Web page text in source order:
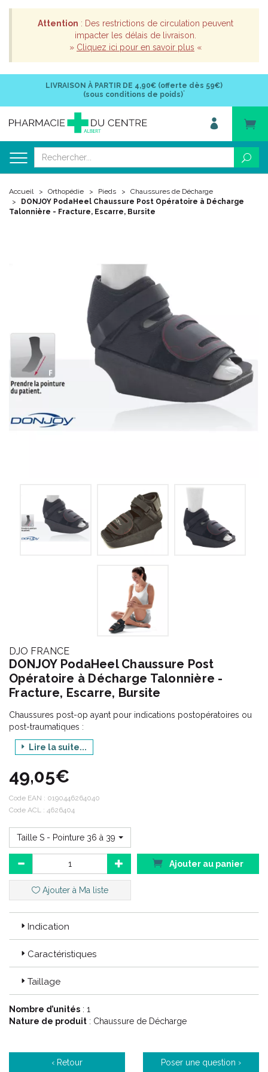
Attention : Des restrictions de circulation peuvent
impacter les délais de livraison.
» Cliquez ici pour en savoir plus «
LIVRAISON À PARTIR DE 4,90€ (offerte dès 59€)
(sous conditions de poids)*
Accueil Orthopédie Pieds
Chaussures de Décharge
DONJOY PodaHeel Chaussure Post Opératoire à Décharge
Talonnière - Fracture, Escarre, Bursite
DJO FRANCE
DONJOY PodaHeel Chaussure Post
Opératoire à Décharge Talonnière -
Fracture, Escarre, Bursite
Chaussures post-op ayant pour indications postopératoires ou
post-traumatiques :
Hallux Valgus,
Hallux Rigidus,
Lésions des métatarses,
Présence d’ oedème ou de pansement rendant le chaussage
Si vous commandez, n' oubliez pas de préciser (dans la
rubrique "message à votre pharmacien") :
Votre Taille ou votre POINTURE.
OU
Lire la suite...
49,05€
Code EAN : 0190446264040
Code ACL : 4626404
Taille S - Pointure 36 à 39
Ajouter au panier
Ajouter à Ma liste
Indication
Caractéristiques
Taillage
Nombre d’unités : 1
Nature de produit : Chaussure de Décharge
‹ Retour Poser une question ›